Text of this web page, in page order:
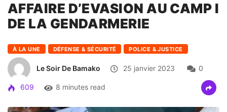
AFFAIRE D’EVASION AU CAMP I
DE LA GENDARMERIE
À LA UNE DÉFENSE & SÉCURITÉ POLICE & JUSTICE
Le Soir De Bamako 25 janvier 2023 0
609 8 minutes read